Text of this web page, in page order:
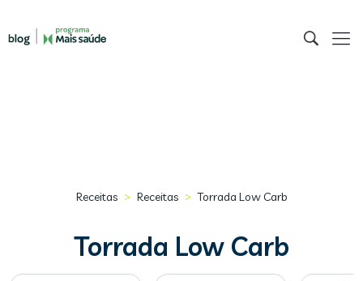
Receitas > Receitas > Torrada Low Carb
Torrada Low Carb